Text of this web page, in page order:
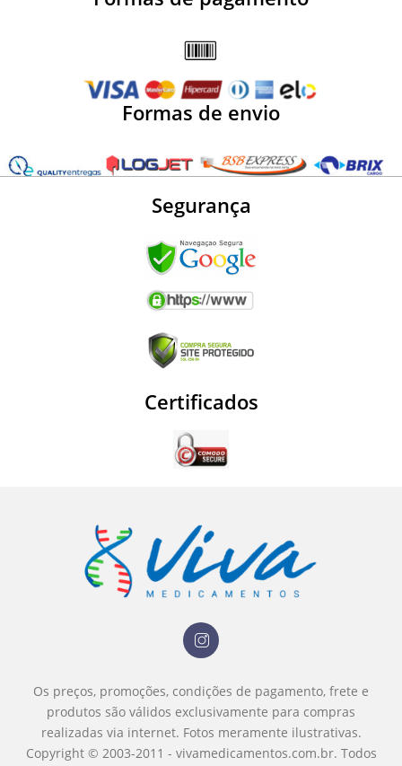
Formas de envio
Segurança
Certificados
Os preços, promoções, condições de pagamento, frete e
produtos são válidos exclusivamente para compras
realizadas via internet. Fotos meramente ilustrativas.
Copyright © 2003-2011 - vivamedicamentos.com.br. Todos